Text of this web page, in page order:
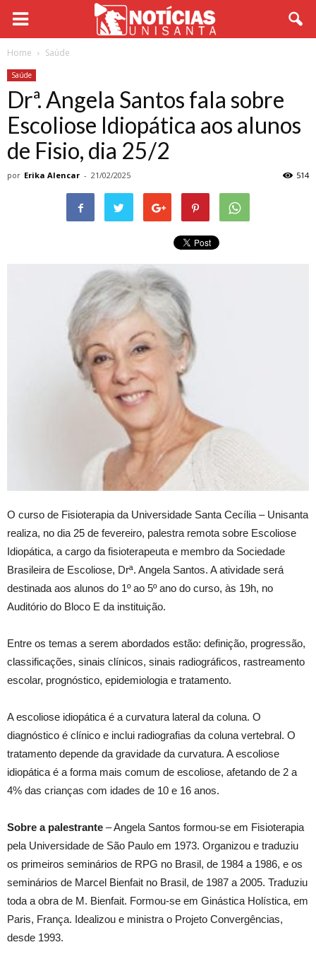
Home Saúde
Saúde
Drª. Angela Santos fala sobre
Escoliose Idiopática aos alunos
de Fisio, dia 25/2
por Erika Alencar - 21/02/2025 514
O curso de Fisioterapia da Universidade Santa Cecília – Unisanta
realiza, no dia 25 de fevereiro, palestra remota sobre Escoliose
Idiopática, a cargo da fisioterapeuta e membro da Sociedade
Brasileira de Escoliose, Drª. Angela Santos. A atividade será
destinada aos alunos do 1º ao 5º ano do curso, às 19h, no
Auditório do Bloco E da instituição.
Entre os temas a serem abordados estão: definição, progressão,
classificações, sinais clínicos, sinais radiográficos, rastreamento
escolar, prognóstico, epidemiologia e tratamento.
A escoliose idiopática é a curvatura lateral da coluna. O
diagnóstico é clínico e inclui radiografias da coluna vertebral. O
tratamento depende da gravidade da curvatura. A escoliose
idiopática é a forma mais comum de escoliose, afetando de 2 a
4% das crianças com idades de 10 e 16 anos.
Sobre a palestrante – Angela Santos formou-se em Fisioterapia
pela Universidade de São Paulo em 1973. Organizou e traduziu
os primeiros seminários de RPG no Brasil, de 1984 a 1986, e os
seminários de Marcel Bienfait no Brasil, de 1987 a 2005. Traduziu
toda a obra de M. Bienfait. Formou-se em Ginástica Holística, em
Paris, França. Idealizou e ministra o Projeto Convergências,
desde 1993.